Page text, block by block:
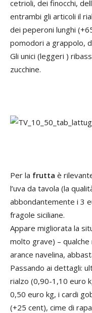
cetrioli, dei finocchi,
entrambi gli articoli il
dei peperoni lunghi
pomodori a grappolo,
Gli unici (leggeri )
zucchine.
Per la frutta è
l’uva da tavola (la
abbondantemente i 3
fragole siciliane.
Appare migliorata la
molto grave) –
arance navelina,
Passando ai dettagli:
rialzo (0,90-1,10 euro
0,50 euro kg, i cardi
(+25 cent), cime di